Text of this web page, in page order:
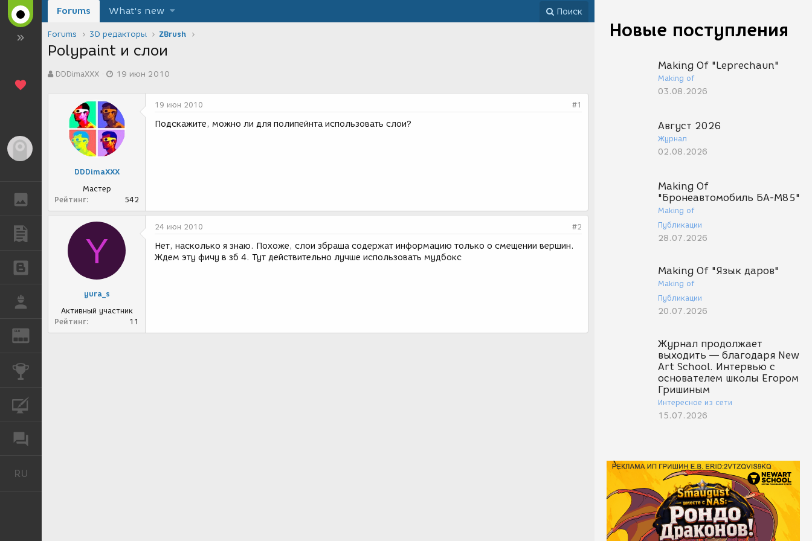
ГАЛЕРЕЯ
ПУБЛИКАЦИИ
БЛОГИ
REN ЖУРНАЛ
RU
Новые поступления
Making Of "Leprechaun"
Making of
03.08.2026
Август 2026
Журнал
02.08.2026
Making Of
"Бронеавтомобиль БА-М85"
Making of
Публикации
28.07.2026
Making Of "Язык даров"
Making of
Публикации
20.07.2026
Журнал продолжает
выходить — благодаря New
Art School. Интервью с
основателем школы Егором
Гришиным
Интересное из сети
15.07.2026
Forums What's new Поиск
Forums 3D редакторы ZBrush
Polypaint и слои
в
DDDimaXXX
а
с
о
з
д
а
и
19 июн 2010
DDDimaXXX
Мастер
Рейтинг
542
19 июн 2010 #1
Подскажите, можно ли для полипейнта использовать слои?
Y
yura_s
Активный участник
Рейтинг
11
24 июн 2010 #2
Нет, насколько я знаю. Похоже, слои збраша содержат информацию только о смещении вершин.
Ждем эту фичу в зб 4. Тут действительно лучше использовать мудбокс